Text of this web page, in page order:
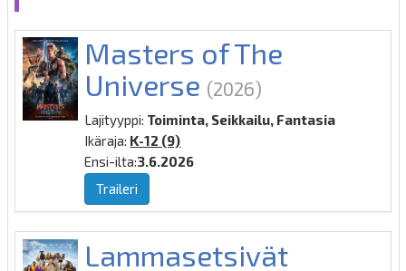
Masters of The
Universe (2026)
Lajityyppi: Toiminta, Seikkailu, Fantasia
Ikäraja: K-12 (9)
Ensi-ilta:3.6.2026
Traileri
Lammasetsivät